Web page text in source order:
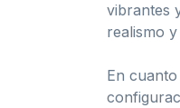
vibrantes
realismo
En